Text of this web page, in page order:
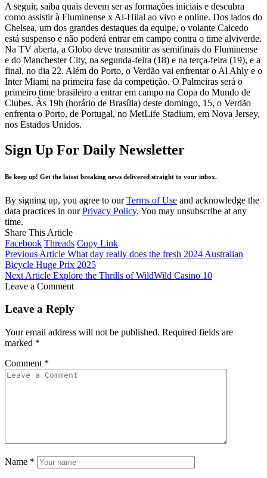
A seguir, saiba quais devem ser as formações iniciais e descubra
como assistir à Fluminense x Al-Hilal ao vivo e online. Dos lados do
Chelsea, um dos grandes destaques da equipe, o volante Caicedo
está suspenso e não poderá entrar em campo contra o time alviverde.
Na TV aberta, a Globo deve transmitir as semifinais do Fluminense
e do Manchester City, na segunda-feira (18) e na terça-feira (19), e a
final, no dia 22. Além do Porto, o Verdão vai enfrentar o Al Ahly e o
Inter Miami na primeira fase da competição. O Palmeiras será o
primeiro time brasileiro a entrar em campo na Copa do Mundo de
Clubes. Às 19h (horário de Brasília) deste domingo, 15, o Verdão
enfrenta o Porto, de Portugal, no MetLife Stadium, em Nova Jersey,
nos Estados Unidos.
Sign Up For Daily Newsletter
Be keep up! Get the latest breaking news delivered straight to your inbox.
By signing up, you agree to ourTerms of Use and acknowledge the
data practices in ourPrivacy Policy. You may unsubscribe at any
time.
Share This Article
Facebook Threads Copy Link
Previous Article What day really does the fresh 2024 Australian
Bicycle Huge Prix 2025
Next Article Explore the Thrills of WildWild Casino 10
Leave a Comment
Leave a Reply
Your email address will not be published. Required fields are
marked *
Comment *
Name *